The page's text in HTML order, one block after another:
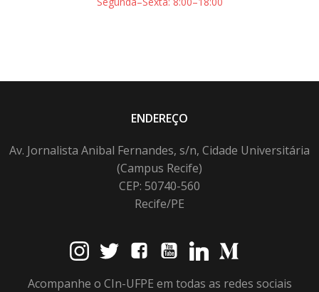
ENDEREÇO
Av. Jornalista Anibal Fernandes, s/n, Cidade Universitária
(Campus Recife)
CEP: 50740-560
Recife/PE
Acompanhe o CIn-UFPE em todas as redes sociais